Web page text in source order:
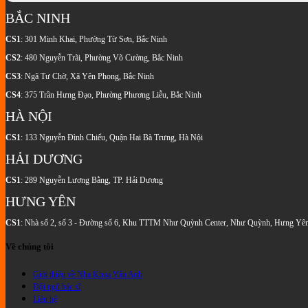
Nam?
Giá
Răng
Mới
Trẻ?
Trình
An
Toàn
Không
Hướng
Chăm
Sóc
Khi
Răng
Những
Lưu
Ý
Cần
Biết
Đau
Răng:
Tổng
Hợp
Kiến
Cần
Biết
BẮC NINH
CS1: 301 Minh Khai, Phường Từ Sơn, Bắc Ninh
CS2: 480 Nguyễn Trãi, Phường Võ Cường, Bắc Ninh
CS3: Ngã Tư Chờ, Xã Yên Phong, Bắc Ninh
CS4: 375 Trần Hưng Đạo, Phường Phương Liễu, Bắc Ninh
HÀ NỘI
CS1: 133 Nguyễn Đình Chiểu, Quận Hai Bà Trưng, Hà Nội
HẢI DƯƠNG
CS1: 289 Nguyễn Lương Bằng, TP. Hải Dương
HƯNG YÊN
CS1: Nhà số 2, số 3 - Đường số 6, Khu TTTM Như Quỳnh Center, Như Quỳnh, Hưng
Về chúng tôi
Giới thiệu về Nha Khoa Vân Anh
Đội ngũ bác sĩ
Liên hệ